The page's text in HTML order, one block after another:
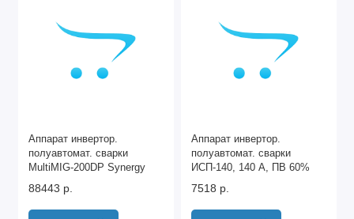
Аппарат инвертор.
полуавтомат. сварки
MultiMIG-200DP Synergy
Double Pulse, 200 А, ПВ
80% Denzel
88443 р.
Аппарат инвертор.
полуавтомат. сварки
ИСП-140, 140 А, ПВ 60%
Сибртех
7518 р.